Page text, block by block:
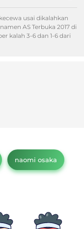
usai dikalahkan
AS Terbuka 2017 di
kalah 3-6 dan 1-6 dari
naomi osaka